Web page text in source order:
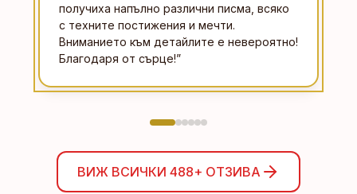
получиха напълно различни писма, всяко
с техните постижения и мечти.
Вниманието към детайлите е невероятно!
Благодаря от сърце!”
ВИЖ ВСИЧКИ 488+ ОТЗИВА